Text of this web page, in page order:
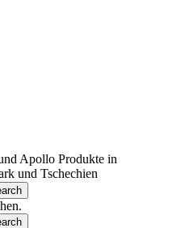
Apollo Produkte in
und Tschechien